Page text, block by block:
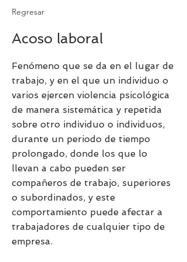
Regresar
Acoso laboral
Fenómeno que se da en el lugar de
trabajo, y en el que un individuo o
varios ejercen violencia psicológica
de manera sistemática y repetida
sobre otro individuo o individuos,
durante un periodo de tiempo
prolongado, donde los que lo
llevan a cabo pueden ser
compañeros de trabajo, superiores
o subordinados, y este
comportamiento puede afectar a
trabajadores de cualquier tipo de
empresa.